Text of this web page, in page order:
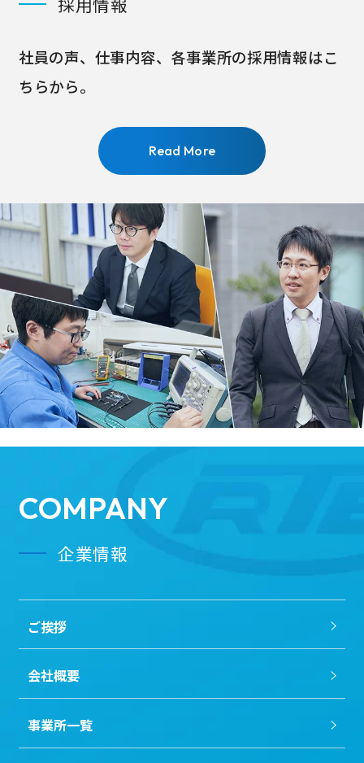
社員の声、仕事内容、各事業所の採用情報はこ
ちらから。
Read More
COMPANY
企業情報
ご挨拶
会社概要
事業所一覧